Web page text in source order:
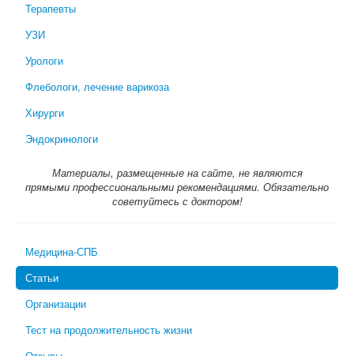
Терапевты
УЗИ
Урологи
Флебологи, лечение варикоза
Хирурги
Эндокринологи
Материалы, размещенные на сайте, не являются
прямыми профессиональными рекомендациями. Обязательно
советуйтесь с доктором!
Медицина-СПБ
Статьи
Организации
Тест на продолжительность жизни